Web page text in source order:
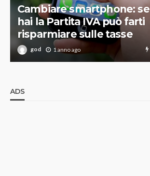
Cambiare smartphone: se
hai la Partita IVA può farti
risparmiare sulle tasse
god 1 anno ago
ADS